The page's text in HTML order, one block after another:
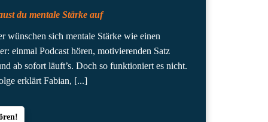
du mentale Stärke auf
wünschen sich mentale Stärke wie einen
einmal Podcast hören, motivierenden Satz
ab sofort läuft’s. Doch so funktioniert es nicht.
erklärt Fabian, [...]